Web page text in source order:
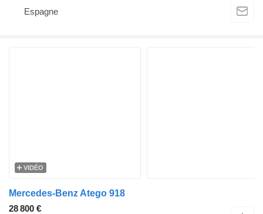
Espagne
VIDÉO
Mercedes-Benz Atego 918
28 800 €